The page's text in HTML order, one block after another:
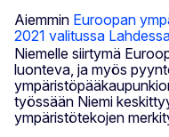
Aiemmin Euroopan
2021 valitussa
Niemelle siirtymä
luonteva, ja myös
työssään Niemi
ympäristötekojen